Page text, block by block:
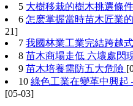
5 大樹移栽的樹木挑選條件
6 怎麽掌握當時苗木匠業
21]
7 我國林業工業完結跨越
8 苗木商場走低 六壞處閃
9 苗木培養需防五大危險
10 綠色工業在變革中興
[05-03]